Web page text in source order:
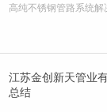
高纯不锈钢管路系统解
江苏金创新天管业
总结